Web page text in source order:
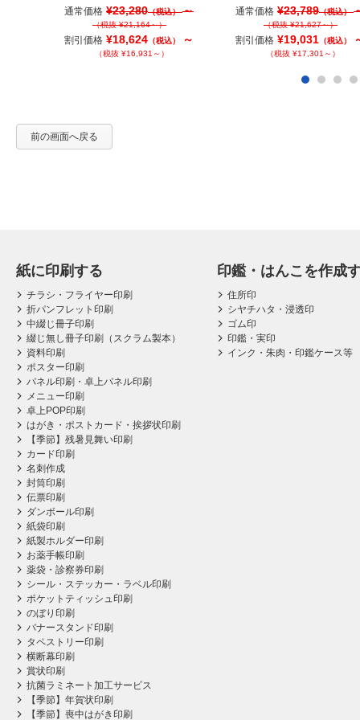
通常価格 ¥23,280（税込）～
（税抜 ¥21,164～）
割引価格 ¥18,624 （税込） ～
（税抜 ¥16,931～）
通常価格 ¥23,789（税込）
（税抜 ¥21,627～）
割引価格 ¥19,031 （税込）
（税抜 ¥17,301～）
前の画面へ戻る
紙に印刷する
チラシ・フライヤー印刷
折パンフレット印刷
中綴じ冊子印刷
綴じ無し冊子印刷（スクラム製本）
資料印刷
ポスター印刷
パネル印刷・卓上パネル印刷
メニュー印刷
卓上POP印刷
はがき・ポストカード・挨拶状印刷
【季節】残暑見舞い印刷
カード印刷
名刺作成
封筒印刷
伝票印刷
ダンボール印刷
紙袋印刷
紙製ホルダー印刷
お薬手帳印刷
薬袋・診察券印刷
シール・ステッカー・ラベル印刷
ポケットティッシュ印刷
のぼり印刷
バナースタンド印刷
タペストリー印刷
横断幕印刷
賞状印刷
抗菌ラミネート加工サービス
【季節】年賀状印刷
【季節】喪中はがき印刷
印鑑・はんこを作成
住所印
シヤチハタ・浸透印
ゴム印
印鑑・実印
インク・朱肉・印鑑ケース等